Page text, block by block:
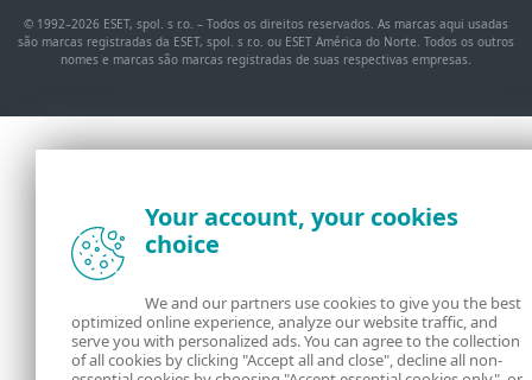
© 1992–2026 ESET, spol. s r.o. – Todos os direitos reservados. As marcas aqui usadas
são marcas registradas da ESET, spol. s r.o. ou ESET América do Norte. Todos os outros
nomes e marcas são marcas registradas de suas respectivas empresas.
Your account, your cookies
choice
We and our partners use cookies to give you the best
optimized online experience, analyze our website traffic, and
serve you with personalized ads. You can agree to the collection
of all cookies by clicking "Accept all and close", decline all non-